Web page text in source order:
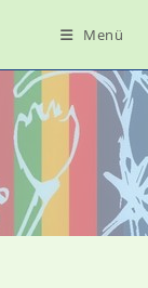
Menü